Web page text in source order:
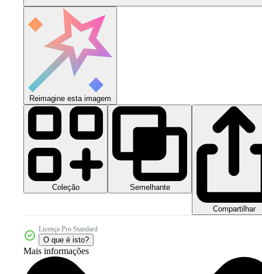
Reimagine esta imagem
Coleção Semelhante
Compartilhar
Licença Pro Standard
O que é isto?
Mais informações